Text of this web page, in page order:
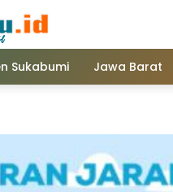
Sukabumi Jawa Barat